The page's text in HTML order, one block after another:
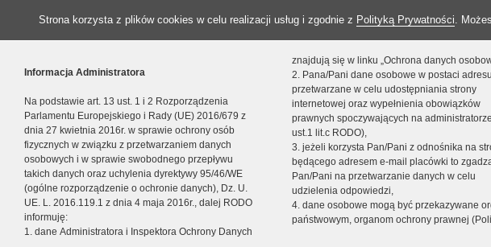
Strona korzysta z plików cookies w celu realizacji usług i zgodnie z Polityką Prywatności.
Informacja Administratora
Na podstawie art. 13 ust. 1 i 2 Rozporządzenia
Parlamentu Europejskiego i Rady (UE) 2016/679 z
dnia 27 kwietnia 2016r. w sprawie ochrony osób
fizycznych w związku z przetwarzaniem danych
osobowych i w sprawie swobodnego przepływu
takich danych oraz uchylenia dyrektywy 95/46/WE
(ogólne rozporządzenie o ochronie danych), Dz. U.
UE. L. 2016.119.1 z dnia 4 maja 2016r., dalej RODO
informuję:
1. dane Administratora i Inspektora Ochrony Danych
znajdują się w linku „Ochrona danych
2. Pana/Pani dane osobowe w postaci
przetwarzane w celu udostępniania strony
internetowej oraz wypełnienia obowiązków
prawnych spoczywających na
ust.1 lit.c RODO),
3. jeżeli korzysta Pan/Pani z odnośnika na
będącego adresem e-mail placówki to
Pan/Pani na przetwarzanie danych w celu
udzielenia odpowiedzi,
4. dane osobowe mogą być przekazywane
państwowym, organom ochrony prawnej